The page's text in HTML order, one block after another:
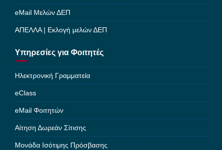
eMail Μελών ΔΕΠ
ΑΠΕΛΛΑ | Εκλογή μελών ΔΕΠ
Υπηρεσίες για Φοιτητές
Ηλεκτρονική Γραμματεία
eClass
eMail Φοιτητών
Αίτηση Δωρεάν Σίτισης
Μονάδα Ισότιμης Πρόσβασης